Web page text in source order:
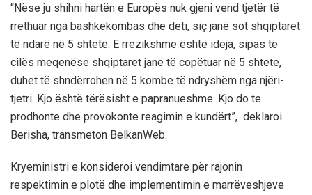
“Nëse ju shihni hartën e Europës nuk gjeni vend tjetër të
rrethuar nga bashkëkombas dhe deti, siç janë sot shqiptarët
të ndarë në 5 shtete. E rrezikshme është ideja, sipas të
cilës meqenëse shqiptaret janë të copëtuar në 5 shtete,
duhet të shndërrohen në 5 kombe të ndryshëm nga njëri-
tjetri. Kjo është tërësisht e papranueshme. Kjo do te
prodhonte dhe provokonte reagimin e kundërt”, deklaroi
Berisha, transmeton BelkanWeb.
Kryeministri e konsideroi vendimtare për rajonin
respektimin e plotë dhe implementimin e marrëveshjeve